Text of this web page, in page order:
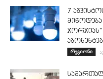
7
რეგიონი